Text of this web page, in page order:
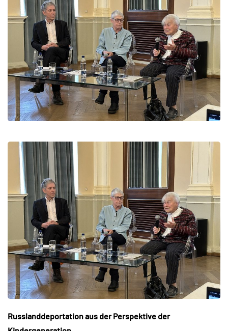
Russlanddeportation aus der Perspektive der